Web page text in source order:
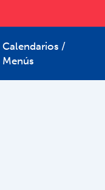
Calendarios /
Menús